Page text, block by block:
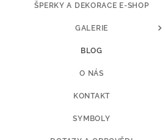
ŠPERKY A DEKORACE E-SHOP
GALERIE
BLOG
O NÁS
KONTAKT
SYMBOLY